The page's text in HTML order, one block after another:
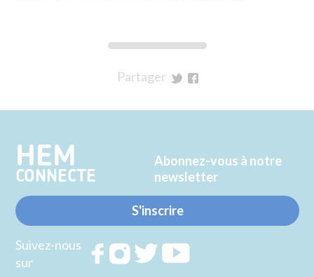
Partager
Twitter
Facebook
HEM
CONNECTE
Abonnez-vous à notre
newsletter
S'inscrire
Suivez-nous
sur
RejoignezRejoignezRejoignez